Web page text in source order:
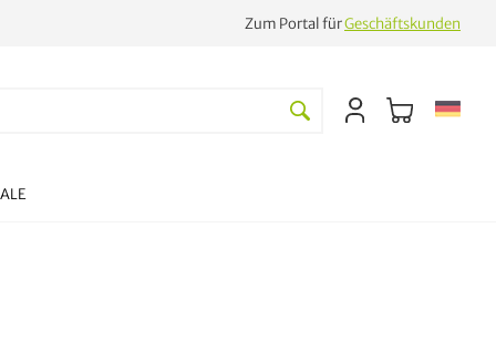
Zum Portal fürGeschäftskunden